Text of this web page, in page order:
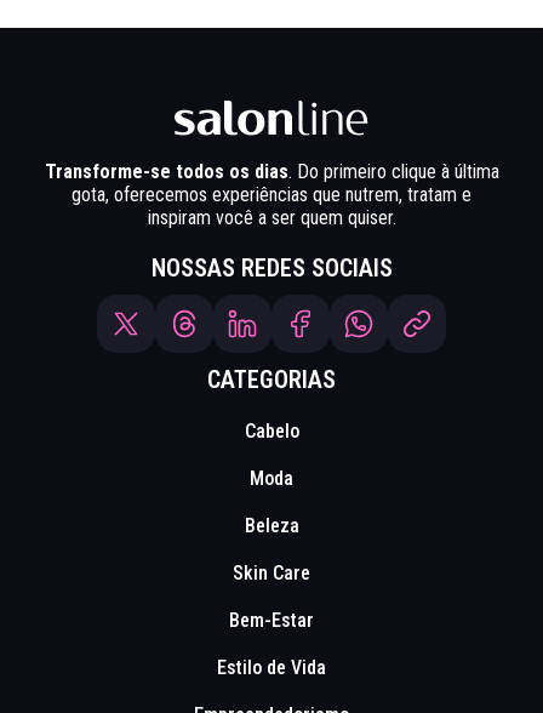
Transforme-se todos os dias. Do primeiro clique à última
gota, oferecemos experiências que nutrem, tratam e
inspiram você a ser quem quiser.
NOSSAS REDES SOCIAIS
CATEGORIAS
Cabelo
Moda
Beleza
Skin Care
Bem-Estar
Estilo de Vida